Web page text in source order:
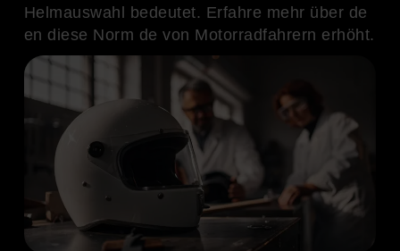
Helmauswahl bedeutet. Erfahre mehr über de
en diese Norm de von Motorradfahrern erhöht.